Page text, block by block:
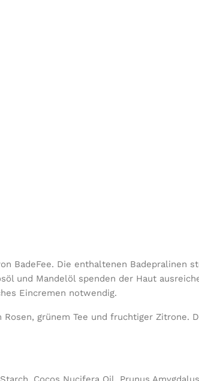
BadeFee. Die enthaltenen Badepralinen
und Mandelöl spenden der Haut
Eincremen notwendig.
grünem Tee und fruchtiger Zitrone.